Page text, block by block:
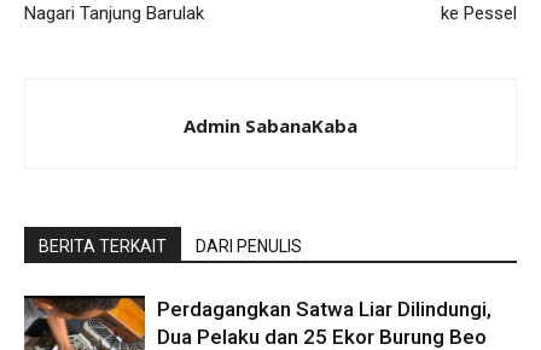
Nagari Tanjung Barulak
ke Pessel
Admin SabanaKaba
BERITA TERKAIT DARI PENULIS
Perdagangkan Satwa Liar Dilindungi,
Dua Pelaku dan 25 Ekor Burung Beo